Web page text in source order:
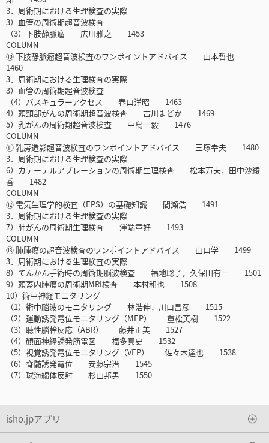
3．周術期における生理検査の実際
3）血管の周術期超音波検査
（3）下肢静脈瘤 広川雅之 1453
COLUMN
⑩ 下肢静脈瘤超音波検査のワンポイントアドバイス 山本哲也
1460
3．周術期における生理検査の実際
3）血管の周術期超音波検査
（4）バスキュラーアクセス 春口洋昭 1463
4）頭頸部がんの周術期超音波検査 古川まどか 1469
5）乳がんの周術期超音波検査 中島一毅 1476
COLUMN
⑪ 乳房造影超音波検査のワンポイントアドバイス 三塚幸夫 1480
3．周術期における生理検査の実際
6）カテーテルアブレーションの周術期生理検査 松本万夫，田中沙綾
香 1482
COLUMN
⑫ 電気生理学的検査（EPS）の基礎知識 間瀬浩 1491
3．周術期における生理検査の実際
7）肺がんの周術期生理検査 澤端章好 1493
COLUMN
⑬ 肺腫瘍の超音波検査のワンポイントアドバイス 山口学 1499
3．周術期における生理検査の実際
8）てんかん手術時の周術期脳波検査 福地聡子，久保田有一 1501
9）頭蓋内腫瘍の周術期MRI検査 本村和也 1508
10）術中神経モニタリング
（1）術中脳波のモニタリング 林浩伸，川口昌彦 1515
（2）運動誘発電位モニタリング（MEP） 重松英樹 1522
（3）聴性脳幹反応（ABR） 藤井正美 1527
（4）顔面神経誘発筋電図 福多真史 1532
（5）視覚誘発電位モニタリング（VEP） 佐々木達也 1538
（6）脊髄誘発電位 安藤宗治 1545
（7）球海綿体反射 杉山邦男 1550
isho.jpアプリ